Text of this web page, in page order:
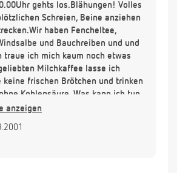
gehts los.Blähungen! Volles
Schreien, Beine anziehen
haben Fencheltee,
und Bauchreiben und und
traue ich mich kaum noch etwas
Milchkaffee lasse ich
keine frischen Brötchen und trinken
Kohlensäure. Was kann ich tun,
die berühmt, berüchtigten 3
anzeigen